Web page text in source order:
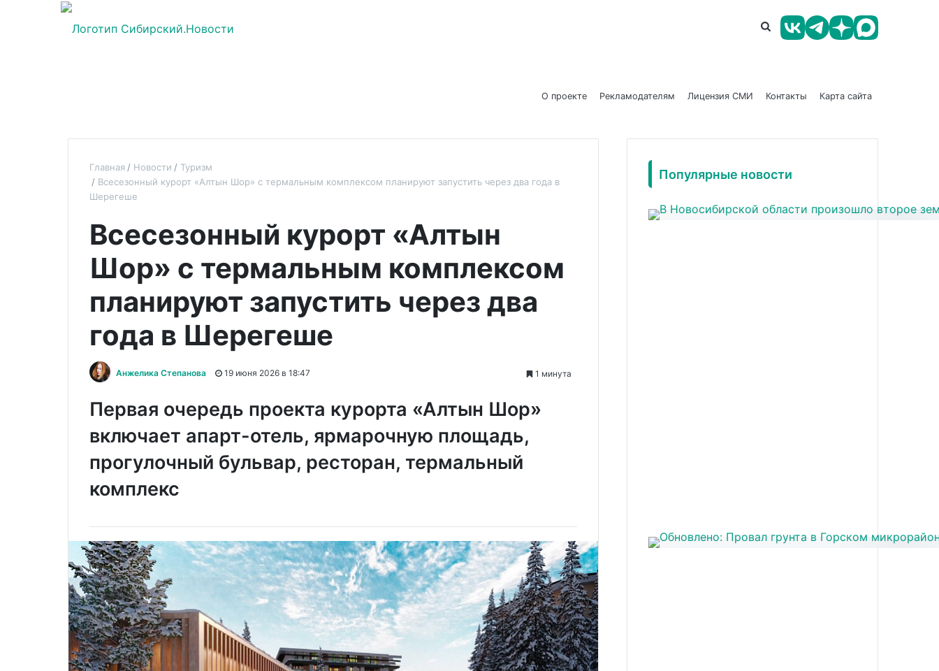
О проекте Рекламодателям Лицензия СМИ Контакты Карта сайта
Главная Новости
Туризм
Всесезонный курорт «Алтын Шор» с термальным комплексом планируют запустить через два года в
Шерегеше
Всесезонный курорт «Алтын
Шор» с термальным комплексом
планируют запустить через два
года в Шерегеше
Анжелика Степанова 19 июня 2026 в 18:47 1 минута
Первая очередь проекта курорта «Алтын Шор»
включает апарт-отель, ярмарочную площадь,
прогулочный бульвар, ресторан, термальный
комплекс
Популярные новости